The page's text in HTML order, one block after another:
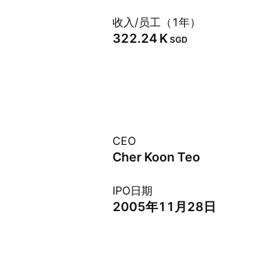
收入/员工（1年）
‪322.24 K‬ SGD
CEO
Cher Koon Teo
IPO日期
2005年11月28日